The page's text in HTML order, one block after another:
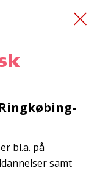
bl.a. på
samt